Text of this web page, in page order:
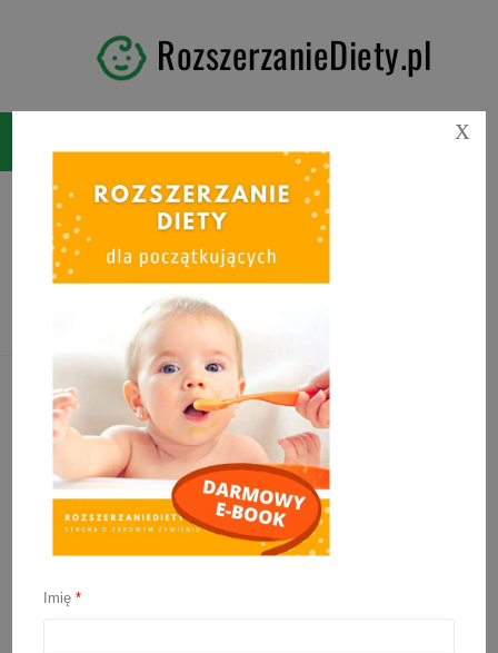
RozszerzanieDiety.pl
Tag:pierwsze karmienie
noworodka
Imię*
X